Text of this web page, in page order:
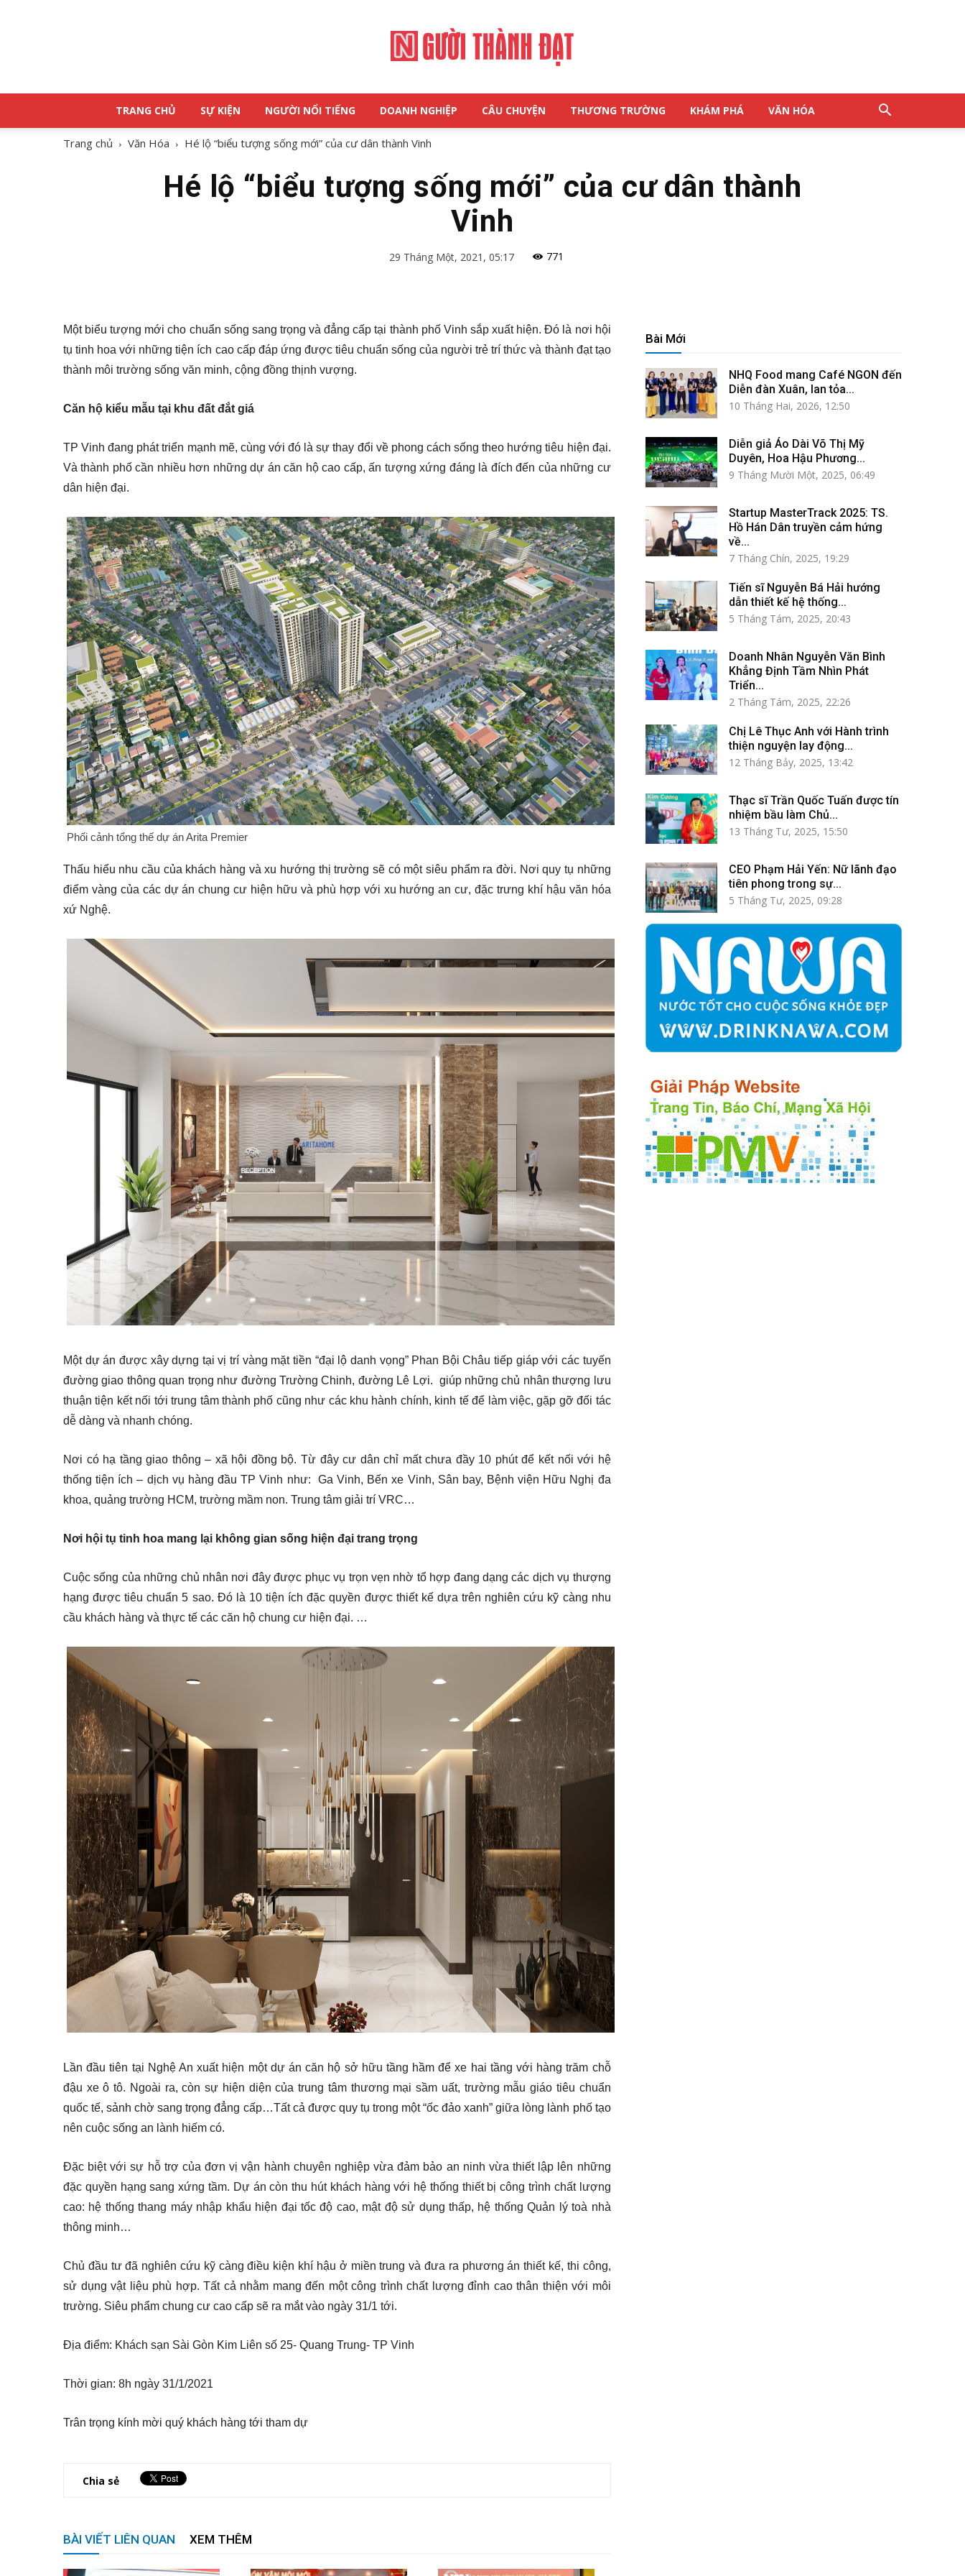
TRANG CHỦ SỰ KIỆN NGƯỜI NỔI TIẾNG DOANH NGHIỆP CÂU CHUYỆN THƯƠNG TRƯỜNG KHÁM PHÁ VĂN HÓA
Trang chủ Văn Hóa Hé lộ “biểu tượng sống mới” của cư dân thành Vinh
Hé lộ “biểu tượng sống mới” của cư dân thành
Vinh
29 Tháng Một, 2021, 05:17 771
Một biểu tượng mới cho chuẩn sống sang trọng và đẳng cấp tại thành phố Vinh sắp xuất hiện. Đó là nơi hội
tụ tinh hoa với những tiện ích cao cấp đáp ứng được tiêu chuẩn sống của người trẻ trí thức và thành đạt tạo
thành môi trường sống văn minh, cộng đồng thịnh vượng.
Căn hộ kiểu mẫu tại khu đất đắt giá
TP Vinh đang phát triển mạnh mẽ, cùng với đó là sự thay đổi về phong cách sống theo hướng tiêu hiện đại.
Và thành phố cần nhiều hơn những dự án căn hộ cao cấp, ấn tượng xứng đáng là đích đến của những cư
dân hiện đại.
Phối cảnh tổng thế dự án Arita Premier
Thấu hiểu nhu cầu của khách hàng và xu hướng thị trường sẽ có một siêu phẩm ra đời. Nơi quy tụ những
điểm vàng của các dự án chung cư hiện hữu và phù hợp với xu hướng an cư, đặc trưng khí hậu văn hóa
xứ Nghệ.
Một dự án được xây dựng tại vị trí vàng mặt tiền “đại lộ danh vọng” Phan Bội Châu tiếp giáp với các tuyến
đường giao thông quan trọng như đường Trường Chinh, đường Lê Lợi. giúp những chủ nhân thượng lưu
thuận tiện kết nối tới trung tâm thành phố cũng như các khu hành chính, kinh tế để làm việc, gặp gỡ đối tác
dễ dàng và nhanh chóng.
Nơi có hạ tầng giao thông – xã hội đồng bộ. Từ đây cư dân chỉ mất chưa đầy 10 phút để kết nối với hệ
thống tiện ích – dịch vụ hàng đầu TP Vinh như: Ga Vinh, Bến xe Vinh, Sân bay, Bệnh viện Hữu Nghị đa
khoa, quảng trường HCM, trường mầm non. Trung tâm giải trí VRC…
Nơi hội tụ tinh hoa mang lại không gian sống hiện đại trang trọng
Cuộc sống của những chủ nhân nơi đây được phục vụ trọn vẹn nhờ tổ hợp đang dạng các dịch vụ thượng
hạng được tiêu chuẩn 5 sao. Đó là 10 tiện ích đặc quyền được thiết kế dựa trên nghiên cứu kỹ càng nhu
cầu khách hàng và thực tế các căn hộ chung cư hiện đại. …
Lần đầu tiên tại Nghệ An xuất hiện một dự án căn hộ sở hữu tầng hầm để xe hai tầng với hàng trăm chỗ
đậu xe ô tô. Ngoài ra, còn sự hiện diện của trung tâm thương mại sầm uất, trường mẫu giáo tiêu chuẩn
quốc tế, sảnh chờ sang trọng đẳng cấp…Tất cả được quy tụ trong một “ốc đảo xanh” giữa lòng lành phố tạo
nên cuộc sống an lành hiếm có.
Đặc biệt với sự hỗ trợ của đơn vị vận hành chuyên nghiệp vừa đảm bảo an ninh vừa thiết lập lên những
đặc quyền hạng sang xứng tầm. Dự án còn thu hút khách hàng với hệ thống thiết bị công trình chất lượng
cao: hệ thống thang máy nhập khẩu hiện đại tốc độ cao, mật độ sử dụng thấp, hệ thống Quản lý toà nhà
thông minh…
Chủ đầu tư đã nghiên cứu kỹ càng điều kiện khí hậu ở miền trung và đưa ra phương án thiết kế, thi công,
sử dụng vật liệu phù hợp. Tất cả nhằm mang đến một công trình chất lượng đỉnh cao thân thiện với môi
trường. Siêu phẩm chung cư cao cấp sẽ ra mắt vào ngày 31/1 tới.
Địa điểm: Khách sạn Sài Gòn Kim Liên số 25- Quang Trung- TP Vinh
Thời gian: 8h ngày 31/1/2021
Trân trọng kính mời quý khách hàng tới tham dự
Chia sẻ
BÀI VIẾT LIÊN QUAN XEM THÊM
Bài Mới
NHQ Food mang Café NGON đến
Diễn đàn Xuân, lan tỏa...
10 Tháng Hai, 2026, 12:50
Diễn giả Áo Dài Võ Thị Mỹ
Duyên, Hoa Hậu Phương...
9 Tháng Mười Một, 2025, 06:49
Startup MasterTrack 2025: TS.
Hồ Hán Dân truyền cảm hứng
về...
7 Tháng Chín, 2025, 19:29
Tiến sĩ Nguyễn Bá Hải hướng
dẫn thiết kế hệ thống...
5 Tháng Tám, 2025, 20:43
Doanh Nhân Nguyễn Văn Bình
Khẳng Định Tầm Nhìn Phát
Triển...
2 Tháng Tám, 2025, 22:26
Chị Lê Thục Anh với Hành trình
thiện nguyện lay động...
12 Tháng Bảy, 2025, 13:42
Thạc sĩ Trần Quốc Tuấn được tín
nhiệm bầu làm Chủ...
13 Tháng Tư, 2025, 15:50
CEO Phạm Hải Yến: Nữ lãnh đạo
tiên phong trong sự...
5 Tháng Tư, 2025, 09:28